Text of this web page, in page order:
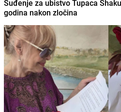
Suđenje za ubistvo Tupaca
godina nakon zločina